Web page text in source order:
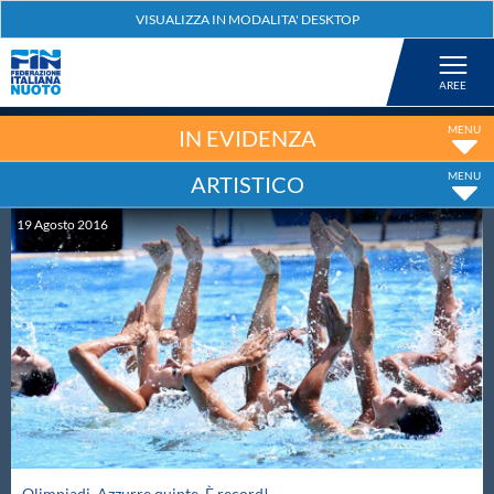
Nuoto
Tuffi
Artistico
Fondo
Salvamento
IN EVIDENZA
ARTISTICO
19Agosto2016